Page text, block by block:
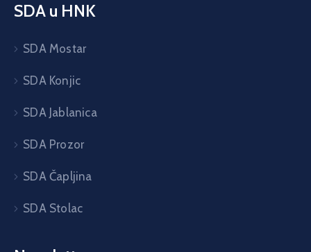
SDA u HNK
SDA Mostar
SDA Konjic
SDA Jablanica
SDA Prozor
SDA Čapljina
SDA Stolac